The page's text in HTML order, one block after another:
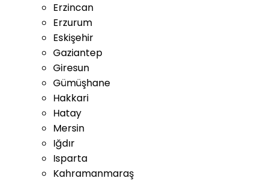
Erzincan
Erzurum
Eskişehir
Gaziantep
Giresun
Gümüşhane
Hakkari
Hatay
Mersin
Iğdır
Isparta
Kahramanmaraş